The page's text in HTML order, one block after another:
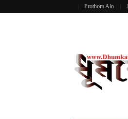
Prothom Alo